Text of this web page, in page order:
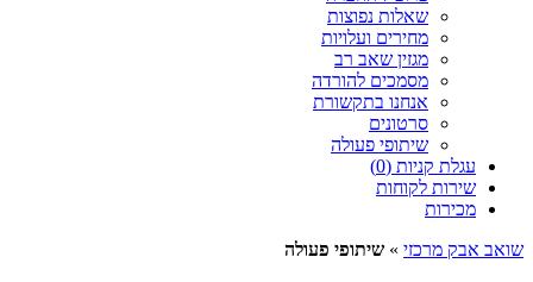
שאלות נפוצות
מחירים ועלויות
מגזין שאב רב
מסמכים להורדה
אנחנו בתקשורת
סרטונים
שיתופי פעולה
עגלת קניות (0
)
שירות לקוחות
מכירות
שואב אבק מרכזי » שיתופי פעולה